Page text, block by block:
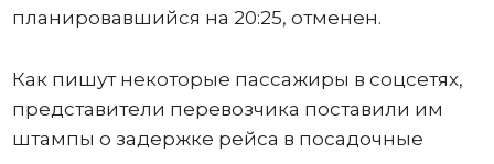
планировавшийся на 20:25, отменен.
Как пишут некоторые пассажиры в соцсетях,
представители перевозчика поставили им
штампы о задержке рейса в посадочные